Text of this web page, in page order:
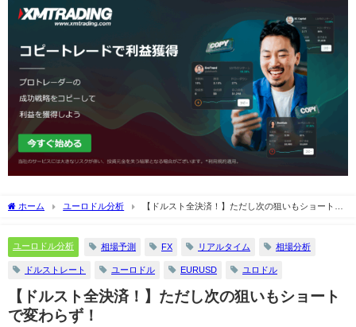
ホーム ユーロドル分析
【ドルスト全決済！】ただし次の狙いもショートで
ユーロドル分析 相場予測 FX リアルタイム 相場分析
ドルストレート ユーロドル EURUSD ユロドル
【ドルスト全決済！】ただし次の狙いもショート
で変わらず！